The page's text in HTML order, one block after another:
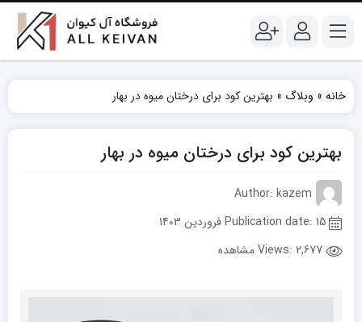
خانه » وبلاگ » بهترین کود برای درختان میوه در بهار
بهترین کود برای درختان میوه در بهار
Author: kazem
2,677 مشاهده